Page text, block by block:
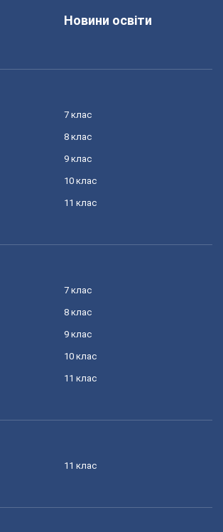
Новини освіти
7 клас
8 клас
9 клас
10 клас
11 клас
7 клас
8 клас
9 клас
10 клас
11 клас
11 клас